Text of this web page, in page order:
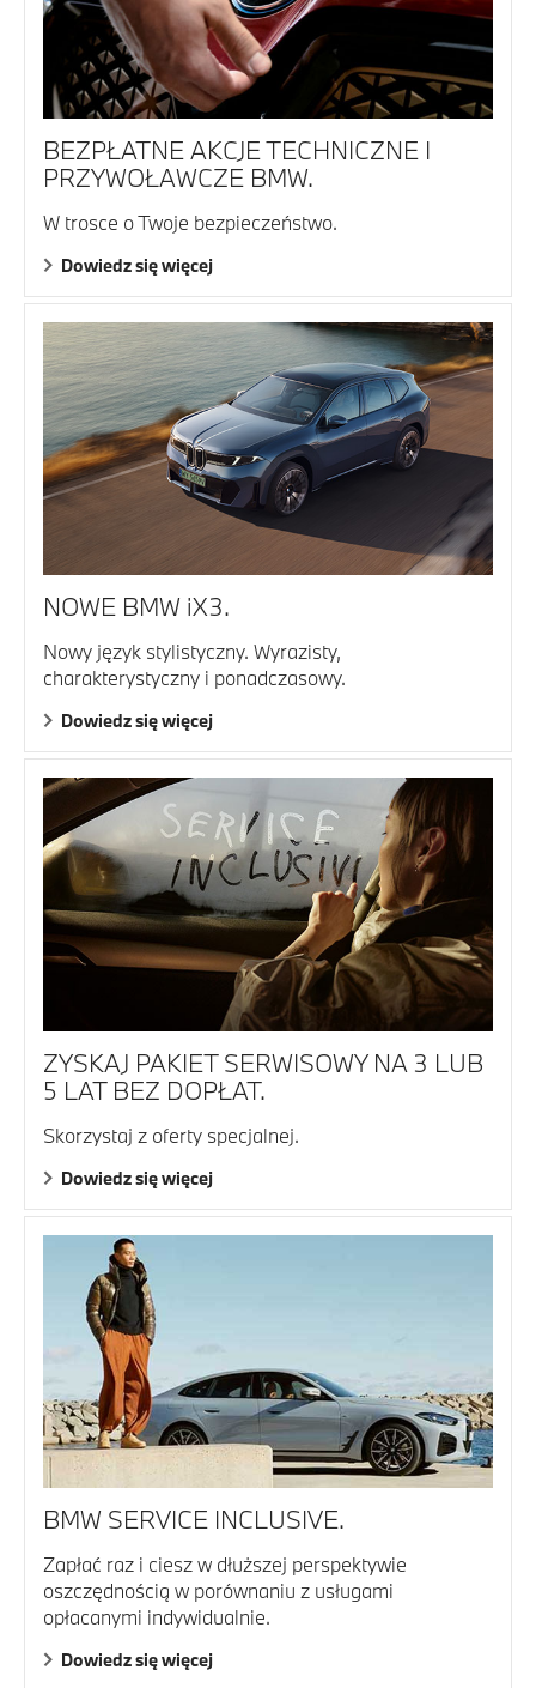
BEZPŁATNE AKCJE TECHNICZNE I
PRZYWOŁAWCZE BMW.
W trosce o Twoje bezpieczeństwo.
Dowiedz się więcej
NOWE BMW iX3.
Nowy język stylistyczny. Wyrazisty,
charakterystyczny i ponadczasowy.
Dowiedz się więcej
ZYSKAJ PAKIET SERWISOWY NA 3 LUB
5 LAT BEZ DOPŁAT.
Skorzystaj z oferty specjalnej.
Dowiedz się więcej
BMW SERVICE INCLUSIVE.
Zapłać raz i ciesz w dłuższej perspektywie
oszczędnością w porównaniu z usługami
opłacanymi indywidualnie.
Dowiedz się więcej